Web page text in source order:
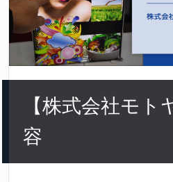
【株式会社モト
容